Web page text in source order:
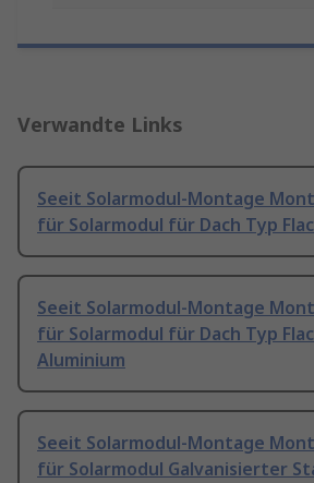
Verwandte Links
Seeit Solarmodul-Montage
für Solarmodul für Dach Typ
Seeit Solarmodul-Montage
für Solarmodul für Dach Typ
Aluminium
Seeit Solarmodul-Montage
für Solarmodul Galvanisierter